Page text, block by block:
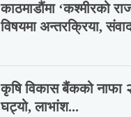
काठमाडौंमा ‘कश्मीरको
विषयमा अन्तरक्रिया,
कृषि विकास बैंकको नाफा
घट्यो, लाभांश...